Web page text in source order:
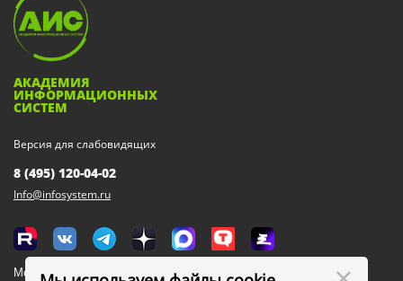
АКАДЕМИЯ
ИНФОРМАЦИОННЫХ
СИСТЕМ
Версия для слабовидящих
8 (495) 120-04-02
Info@infosystem.ru
Москва, 111123, ул. Плеханова, 4а